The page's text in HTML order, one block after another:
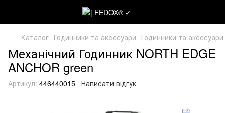
Каталог Годинники та аксесуари Годинники та
Механічний Годинник NORTH EDGE
ANCHOR green
Артикул: 446440015 Написати відгук